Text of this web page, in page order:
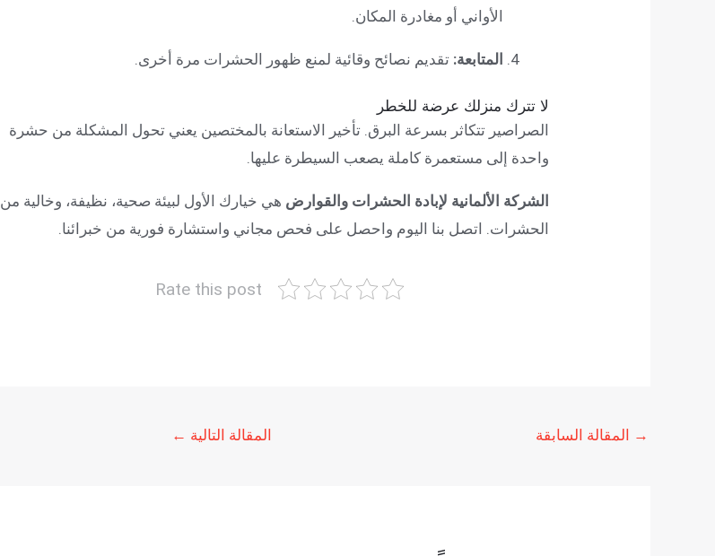
الأواني أو مغادرة المكان.
المتابعة: تقديم نصائح وقائية لمنع ظهور الحشرات مرة أخرى.
لا تترك منزلك عرضة للخطر
الصراصير تتكاثر بسرعة البرق. تأخير الاستعانة بالمختصين يعني تحول المشكلة من حشرة
واحدة إلى مستعمرة كاملة يصعب السيطرة عليها.
الشركة الألمانية لإبادة الحشرات والقوارض هي خيارك الأول لبيئة صحية، نظيفة، وخالية من
الحشرات. اتصل بنا اليوم واحصل على فحص مجاني واستشارة فورية من خبرائنا.
Rate this post
→ المقالة السابقة المقالة التالية ←